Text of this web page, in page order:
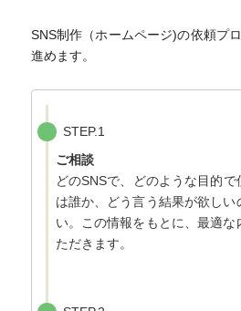
SNS制作（ホームページ)の依頼プ
進めます。
STEP.1
ご相談
どのSNSで、どのような目的で
は誰か、どう言う結果が欲しい
い。この情報をもとに、最適
ただきます。